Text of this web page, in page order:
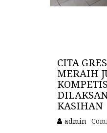
CITA
MERAIH
KASIHAN
admin